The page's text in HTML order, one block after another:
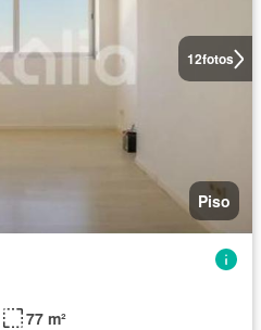
12fotos
Piso
77 m²